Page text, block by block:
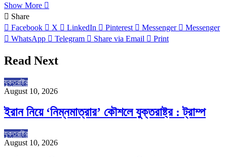
Show More
Share
Facebook
X LinkedIn Pinterest Messenger
Messenger
WhatsApp
Telegram Share via Email Print
Read Next
যুক্তরাষ্ট্র
August 10, 2026
ইরান নিয়ে ‘নিম্নমাত্রার’ কৌশলে যুক্তরাষ্ট্র : ট্রাম্প
যুক্তরাষ্ট্র
August 10, 2026